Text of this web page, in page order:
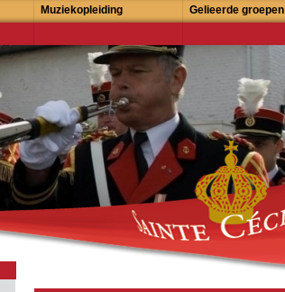
Muziekopleiding
Gelieerde groepen